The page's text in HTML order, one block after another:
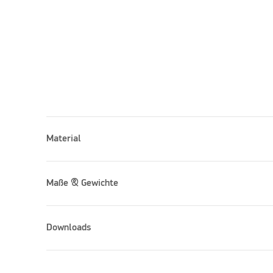
Please accept marketing cookies to watch this
Material
Maße & Gewichte
Downloads